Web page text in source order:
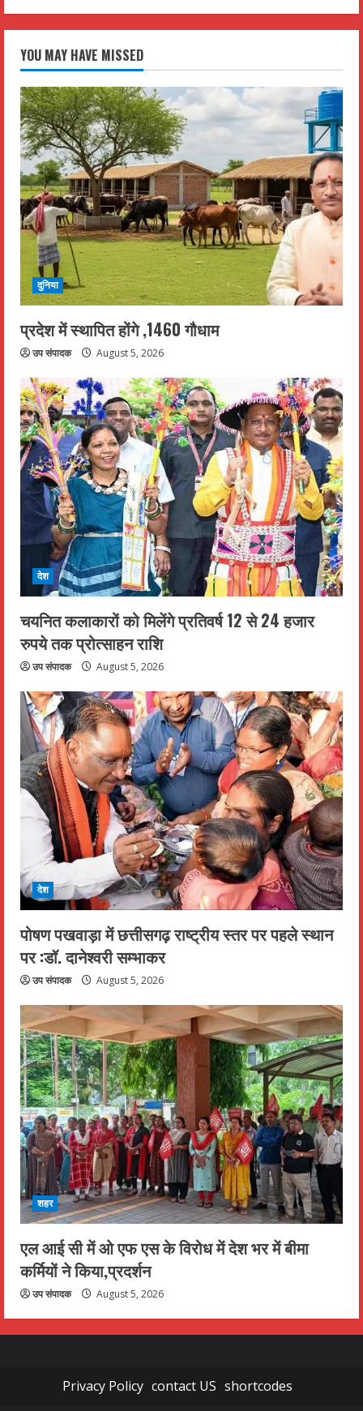
YOU MAY HAVE MISSED
दुनिया
प्रदेश में स्थापित होंगे ,1460 गौधाम
उप संपादक August 5, 2026
देश
चयनित कलाकारों को मिलेंगे प्रतिवर्ष 12 से 24 हजार
रुपये तक प्रोत्साहन राशि
उप संपादक August 5, 2026
देश
पोषण पखवाड़ा में छत्तीसगढ़ राष्ट्रीय स्तर पर पहले स्थान
पर :डॉ. दानेश्वरी सम्भाकर
उप संपादक August 5, 2026
शहर
एल आई सी में ओ एफ एस के विरोध में देश भर में बीमा
कर्मियों ने किया,प्रदर्शन
उप संपादक August 5, 2026
Privacy Policy contact US shortcodes